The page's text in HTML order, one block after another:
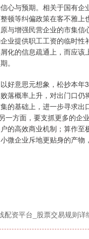
心与预期。相关于国有
顿等纠偏政策在客不雅
与增强民营企业的市集
业提供职工工资的临时
化的信息疏通上，而应
。
好意思元想象，松抄本
落概率上升，对出门口
的基础上，进一步寻求
一方面，要支抓更多的企
的高效商业机制；算作至
微企业斥地更贴身的产
配资平台_股票交易规则详